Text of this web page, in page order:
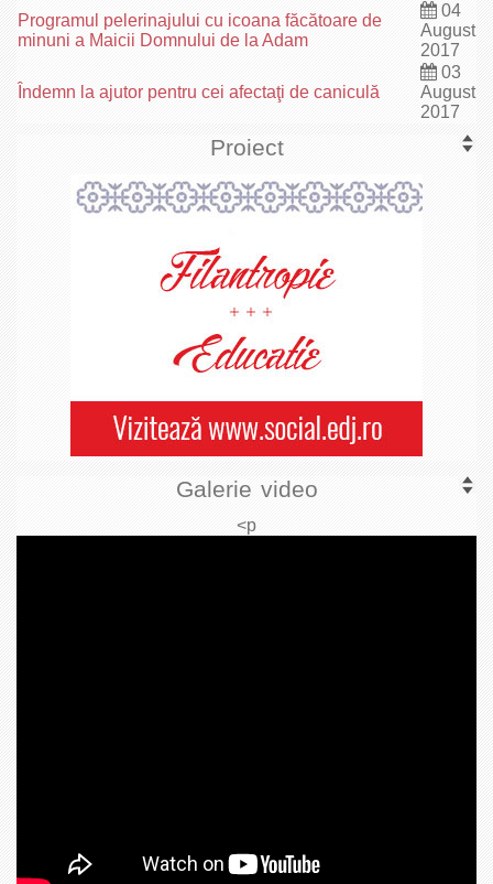
Programul pelerinajului cu icoana făcătoare de
minuni a Maicii Domnului de la Adam
04
August
2017
Îndemn la ajutor pentru cei afectaţi de caniculă
03
August
2017
Proiect
Galerie video
<p